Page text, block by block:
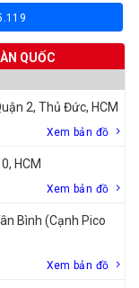
QUỐC
2, Thủ Đức, HCM
Xem bản đồ
HCM
Xem bản đồ
Bình (Cạnh Pico
Xem bản đồ